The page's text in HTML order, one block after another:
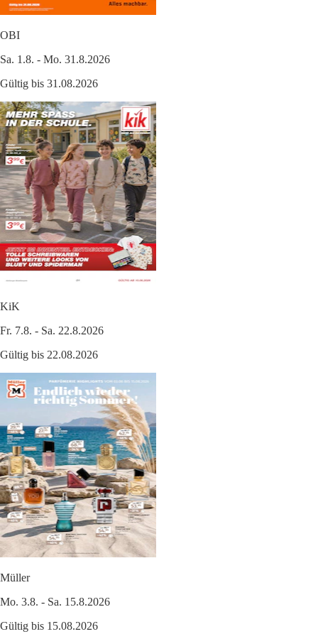
OBI
Sa. 1.8. - Mo. 31.8.2026
Gültig bis 31.08.2026
KiK
Fr. 7.8. - Sa. 22.8.2026
Gültig bis 22.08.2026
Müller
Mo. 3.8. - Sa. 15.8.2026
Gültig bis 15.08.2026